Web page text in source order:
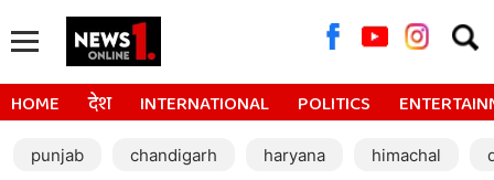
for:
HOME देश INTERNATIONAL POLITICS
punjab chandigarh haryana himachal